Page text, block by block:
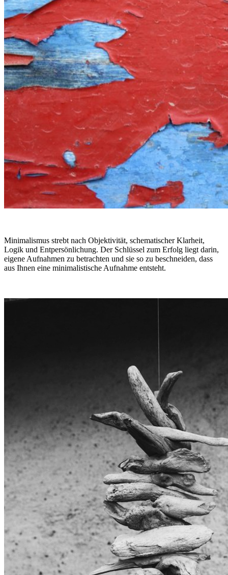
Minimalismus strebt nach Objektivität, schematischer Klarheit,
Logik und Entpersönlichung. Der Schlüssel zum Erfolg liegt darin,
eigene Aufnahmen zu betrachten und sie so zu beschneiden, dass
aus Ihnen eine minimalistische Aufnahme entsteht.